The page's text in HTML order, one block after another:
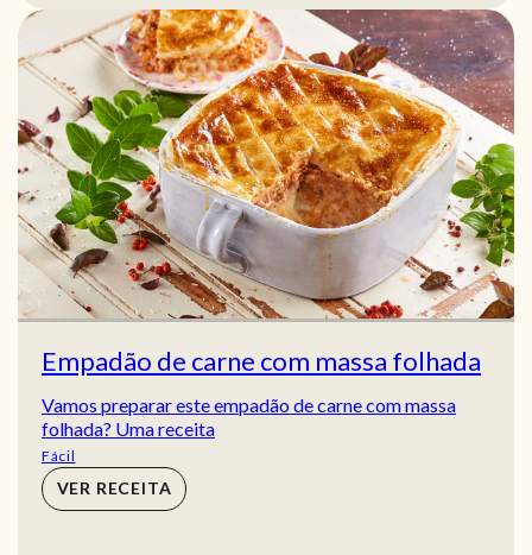
Empadão de carne com massa folhada
Vamos preparar este empadão de carne com massa
folhada? Uma receita
Fácil
VER RECEITA